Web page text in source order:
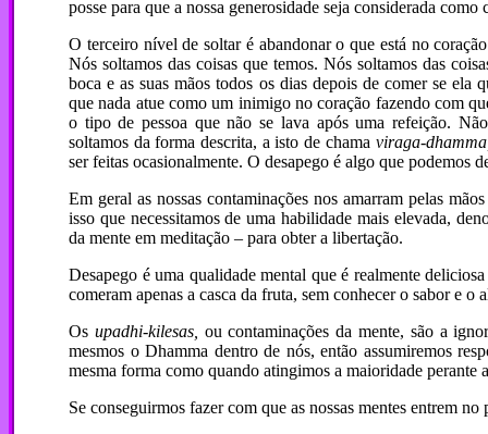
posse para que a nossa generosidade seja considerada como
O terceiro nível de soltar é abandonar o que está no
Nós soltamos das coisas que temos. Nós soltamos das
boca e as suas mãos todos os dias depois de comer se
que nada atue como um inimigo no coração fazendo com
o tipo de pessoa que não se lava após uma refeição.
soltamos da forma descrita, a isto de chama viraga-
ser feitas ocasionalmente. O desapego é algo que podemos
Em geral as nossas contaminações nos amarram pelas
isso que necessitamos de uma habilidade mais elevada,
da mente em meditação – para obter a libertação.
Desapego é uma qualidade mental que é realmente
comeram apenas a casca da fruta, sem conhecer o sabor e
Os upadhi-kilesas, ou contaminações da mente, são a
mesmos o Dhamma dentro de nós, então assumiremos
mesma forma como quando atingimos a maioridade perante
Se conseguirmos fazer com que as nossas mentes entrem